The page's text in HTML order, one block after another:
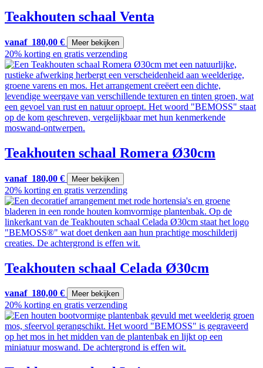
Teakhouten schaal Venta
vanaf 180,00 € Meer bekijken
20% korting en gratis verzending
Teakhouten schaal Romera Ø30cm
vanaf 180,00 € Meer bekijken
20% korting en gratis verzending
Teakhouten schaal Celada Ø30cm
vanaf 180,00 € Meer bekijken
20% korting en gratis verzending